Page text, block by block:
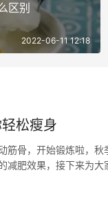
区别
2022-06-11 12:18
松瘦身
筋骨，开始锻炼啦，
减肥效果，接下来为大